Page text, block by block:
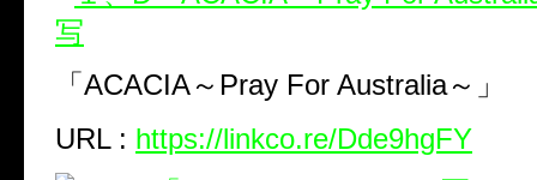
「ACACIA～Pray For Australia～」
URL : https://linkco.re/Dde9hgFY